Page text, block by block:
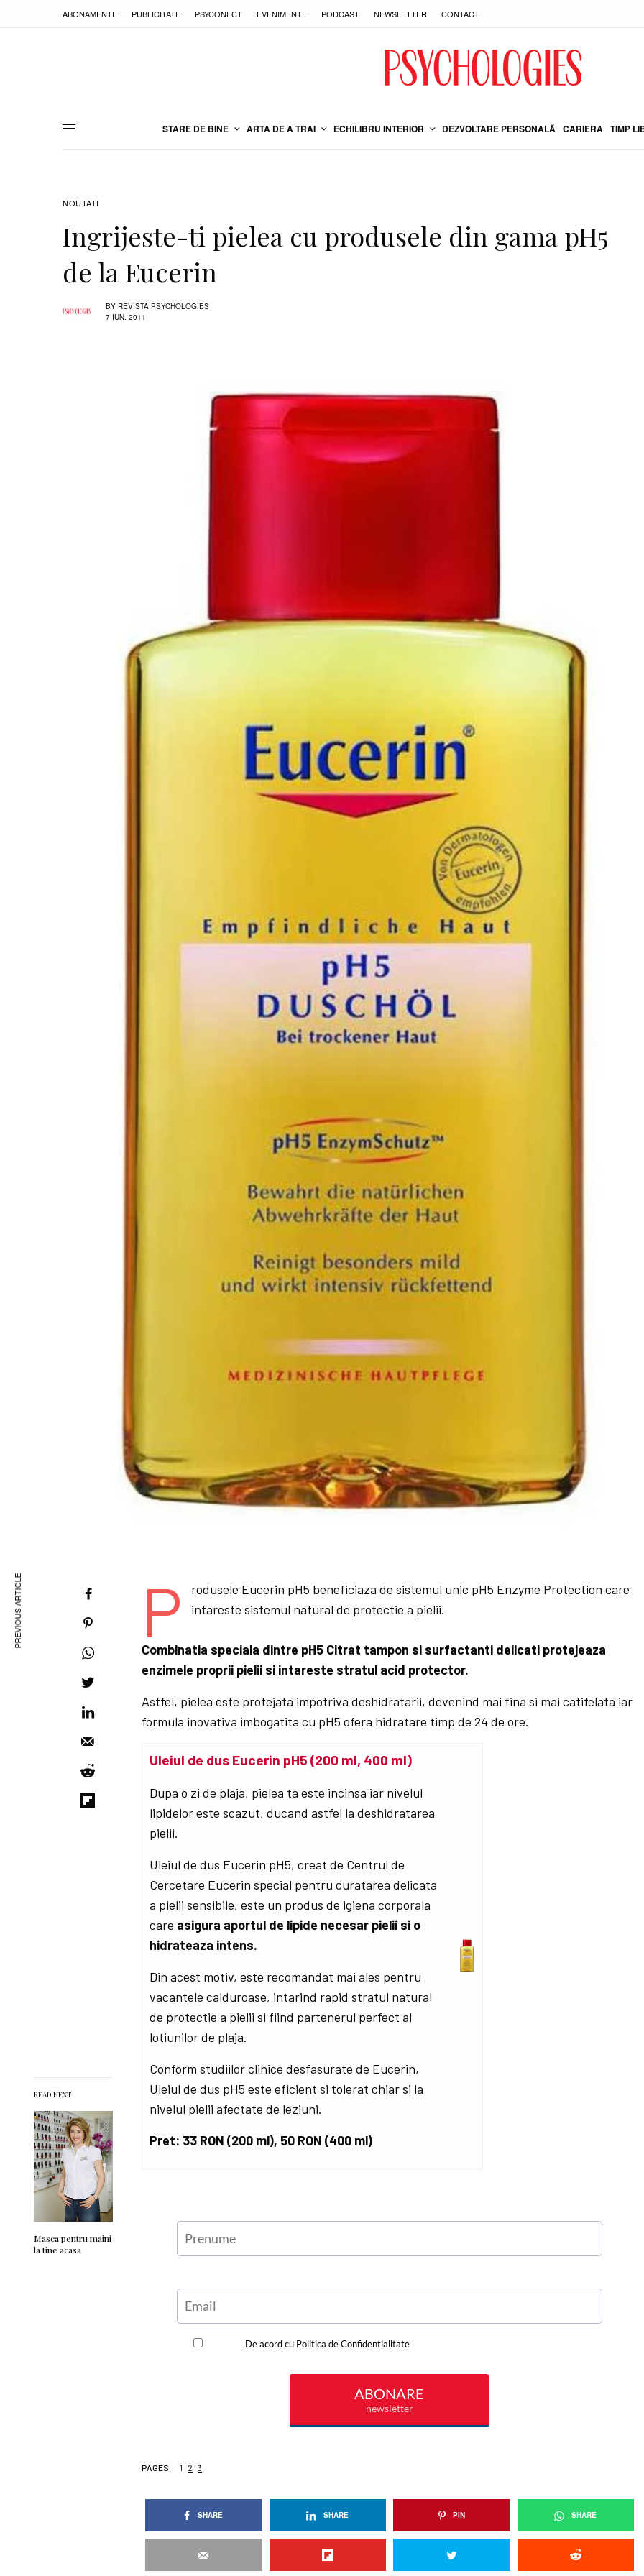
ABONAMENTE PUBLICITATE PSYCONECT EVENIMENTE PODCAST NEWSLETTER CONTACT
STARE DE BINE ARTA DE A TRAI ECHILIBRU INTERIOR DEZVOLTARE PERSONALĂ CARIERA TIMP
NOUTATI
Ingrijeste-ti pielea cu produsele din gama pH5
de la Eucerin
BY REVISTA PSYCHOLOGIES
7 IUN. 2011
READ NEXT
Masca pentru maini
la tine acasa
P
rodusele Eucerin pH5 beneficiaza de sistemul unic pH5 Enzyme Protection care
intareste sistemul natural de protectie a pielii.
Combinatia speciala dintre pH5 Citrat tampon si surfactanti delicati protejeaza
enzimele proprii pielii si intareste stratul acid protector.
Astfel, pielea este protejata impotriva deshidratarii, devenind mai fina si mai catifelata iar
formula inovativa imbogatita cu pH5 ofera hidratare timp de 24 de ore.
Uleiul de dus Eucerin pH5 (200 ml, 400 ml)
Dupa o zi de plaja, pielea ta este incinsa iar nivelul
lipidelor este scazut, ducand astfel la deshidratarea
pielii.
Uleiul de dus Eucerin pH5, creat de Centrul de
Cercetare Eucerin special pentru curatarea delicata
a pielii sensibile, este un produs de igiena corporala
care asigura aportul de lipide necesar pielii si o
hidrateaza intens.
Din acest motiv, este recomandat mai ales pentru
vacantele calduroase, intarind rapid stratul natural
de protectie a pielii si fiind partenerul perfect al
lotiunilor de plaja.
Conform studiilor clinice desfasurate de Eucerin,
Uleiul de dus pH5 este eficient si tolerat chiar si la
nivelul pielii afectate de leziuni.
Pret: 33 RON (200 ml), 50 RON (400 ml)
PAGES: 1 2 3
SHARE SHARE PIN SHARE
PREVIOUS ARTICLE